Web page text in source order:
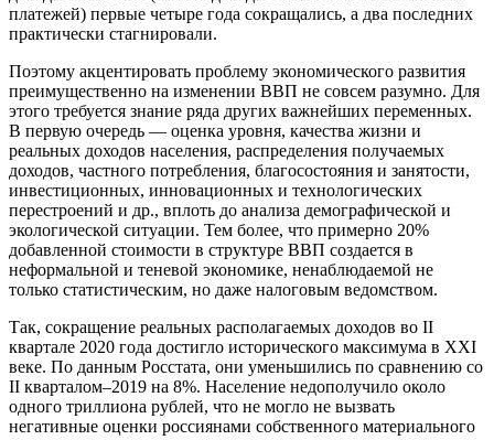
платежей) первые четыре года сокращались, а два последних
практически стагнировали.
Поэтому акцентировать проблему экономического развития
преимущественно на изменении ВВП не совсем разумно. Для
этого требуется знание ряда других важнейших переменных.
В первую очередь — оценка уровня, качества жизни и
реальных доходов населения, распределения получаемых
доходов, частного потребления, благосостояния и занятости,
инвестиционных, инновационных и технологических
перестроений и др., вплоть до анализа демографической и
экологической ситуации. Тем более, что примерно 20%
добавленной стоимости в структуре ВВП создается в
неформальной и теневой экономике, ненаблюдаемой не
только статистическим, но даже налоговым ведомством.
Так, сокращение реальных располагаемых доходов во II
квартале 2020 года достигло исторического максимума в XXI
веке. По данным Росстата, они уменьшились по сравнению со
II кварталом–2019 на 8%. Население недополучило около
одного триллиона рублей, что не могло не вызвать
негативные оценки россиянами собственного материального